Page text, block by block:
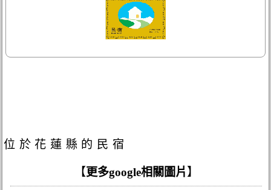
位於花蓮縣的民宿
【 更多google相關圖片 】